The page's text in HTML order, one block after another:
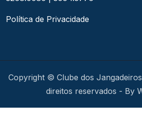
Política de Privacidade
Copyright © Clube dos
direitos reservados - By